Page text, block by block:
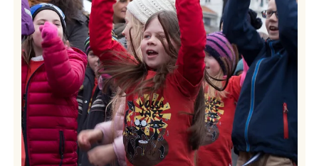
–
Ingunn van Etten